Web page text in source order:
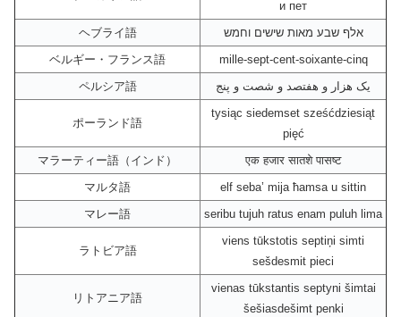
и пет
ヘブライ語
אלף שבע מאות שישים וחמש
ベルギー・フランス語
mille-sept-cent-soixante-cinq
ペルシア語
یک هزار و هفتصد و شصت و پنج
ポーランド語
tysiąc siedemset sześćdziesiąt
pięć
マラーティー語（インド）
एक हजार सातशे पासष्ट
マルタ語
elf seba’ mija ħamsa u sittin
マレー語
seribu tujuh ratus enam puluh lima
ラトビア語
viens tūkstotis septiņi simti
sešdesmit pieci
リトアニア語
vienas tūkstantis septyni šimtai
šešiasdešimt penki